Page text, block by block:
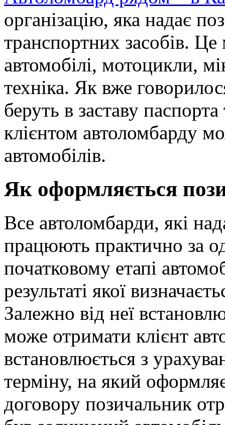
організацію, яка надає
транспортних засобів. Це
автомобілі, мотоцикли,
техніка. Як вже
беруть в заставу
клієнтом автоломбарду
автомобілів.
Як оформляється
Все автоломбарди, які
працюють практично за
початковому етапі
результаті якої
Залежно від неї
може отримати клієнт
встановлюється з
терміну, на який
договору позичальник